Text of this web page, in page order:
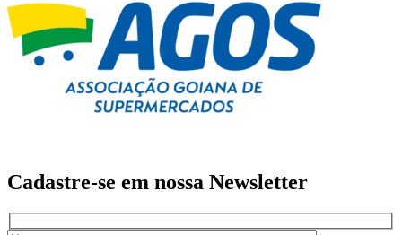
Cadastre-se em nossa Newsletter